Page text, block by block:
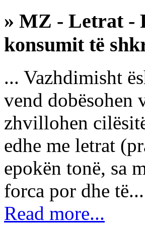
» MZ - Letrat -
konsumit të
... Vazhdimisht
vend dobësohen
zhvillohen
edhe me letrat
epokën tonë, sa
forca por dhe të...
Read more...